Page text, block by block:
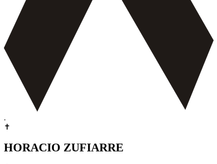
.
✝
HORACIO ZUFIARRE